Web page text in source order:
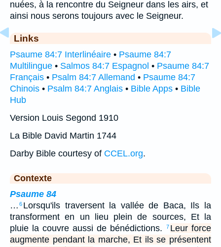
nuées, à la rencontre du Seigneur dans les airs, et
ainsi nous serons toujours avec le Seigneur.
Links
Psaume 84:7 Interlinéaire • Psaume 84:7
Multilingue • Salmos 84:7 Espagnol • Psaume 84:7
Français • Psalm 84:7 Allemand • Psaume 84:7
Chinois • Psalm 84:7 Anglais • Bible Apps • Bible
Hub
Version Louis Segond 1910
La Bible David Martin 1744
Darby Bible courtesy of CCEL.org.
Contexte
Psaume 84
… 6 Lorsqu'ils traversent la vallée de Baca, Ils la
transforment en un lieu plein de sources, Et la
pluie la couvre aussi de bénédictions.
7 Leur force
augmente pendant la marche, Et ils se présentent